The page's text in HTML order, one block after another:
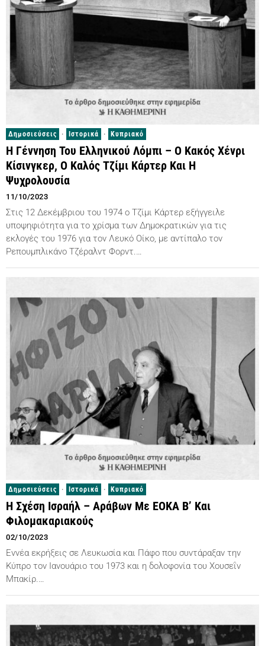
Δημοσιεύσεις · Ιστορικά · Κυπριακό
Η Γέννηση Του Ελληνικού Λόμπι – Ο Κακός Χένρι
Κίσινγκερ, Ο Καλός Τζίμι Κάρτερ Και Η
Ψυχρολουσία
11/10/2023
Στις 12 Δεκέμβριου του 1974 ο Τζίμι Κάρτερ εξήγγειλε
υποψηφιότητα για το χρίσμα των Δημοκρατικών για τις
εκλογές του 1976 για τον Λευκό Οίκο, με αντίπαλο τον
Ρεπουμπλικάνο Τζέραλντ Φορντ.…
Δημοσιεύσεις · Ιστορικά · Κυπριακό
Η Σχέση Ισραήλ – Αράβων Με ΕΟΚΑ Β’ Και
Φιλομακαριακούς
02/10/2023
Εννέα εκρήξεις σε Λευκωσία και Πάφο που συντάραξαν την
Κύπρο τον Ιανουάριο του 1973 και η δολοφονία του Χουσεΐν
Μπακίρ.…